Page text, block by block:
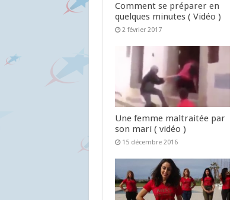
Comment se préparer en
quelques minutes ( Vidéo )
2 février 2017
Une femme maltraitée par
son mari ( vidéo )
15 décembre 2016